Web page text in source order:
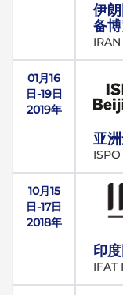
伊
备
IRAN
01月16
日-19日
2019年
亚
10月15
日-17日
2018年
印
IFAT